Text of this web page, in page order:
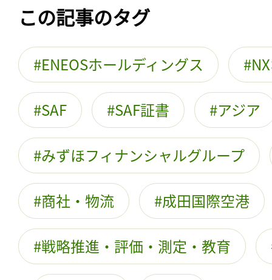
この記事のタグ
ENEOSホールディングス
SAF SAF証書 アジア
みずほフィナンシャルグループ
商社・物流 成田国際空港
戦略推進・評価・測定・教育